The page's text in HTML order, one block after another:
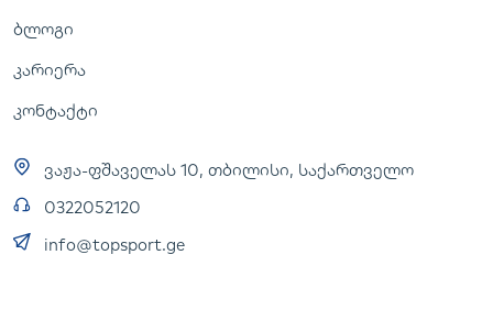
ბლოგი
კარიერა
კონტაქტი
ვაჟა-ფშაველას 10, თბილისი, საქართველო
0322052120
info@topsport.ge